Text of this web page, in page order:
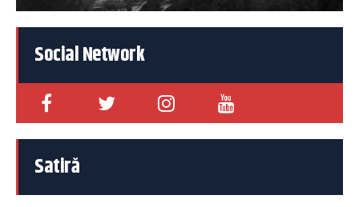
Social Network
Satiră